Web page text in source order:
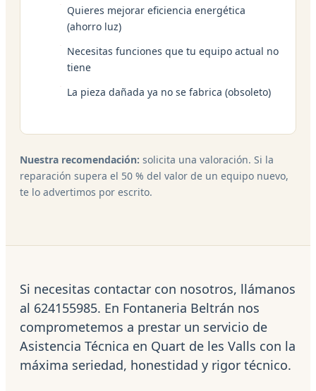
Quieres mejorar eficiencia energética
(ahorro luz)
Necesitas funciones que tu equipo actual no
tiene
La pieza dañada ya no se fabrica (obsoleto)
Nuestra recomendación: solicita una valoración. Si la
reparación supera el 50 % del valor de un equipo nuevo,
te lo advertimos por escrito.
Si necesitas contactar con nosotros, llámanos
al 624155985. En Fontaneria Beltrán nos
comprometemos a prestar un servicio de
Asistencia Técnica en Quart de les Valls con la
máxima seriedad, honestidad y rigor técnico.